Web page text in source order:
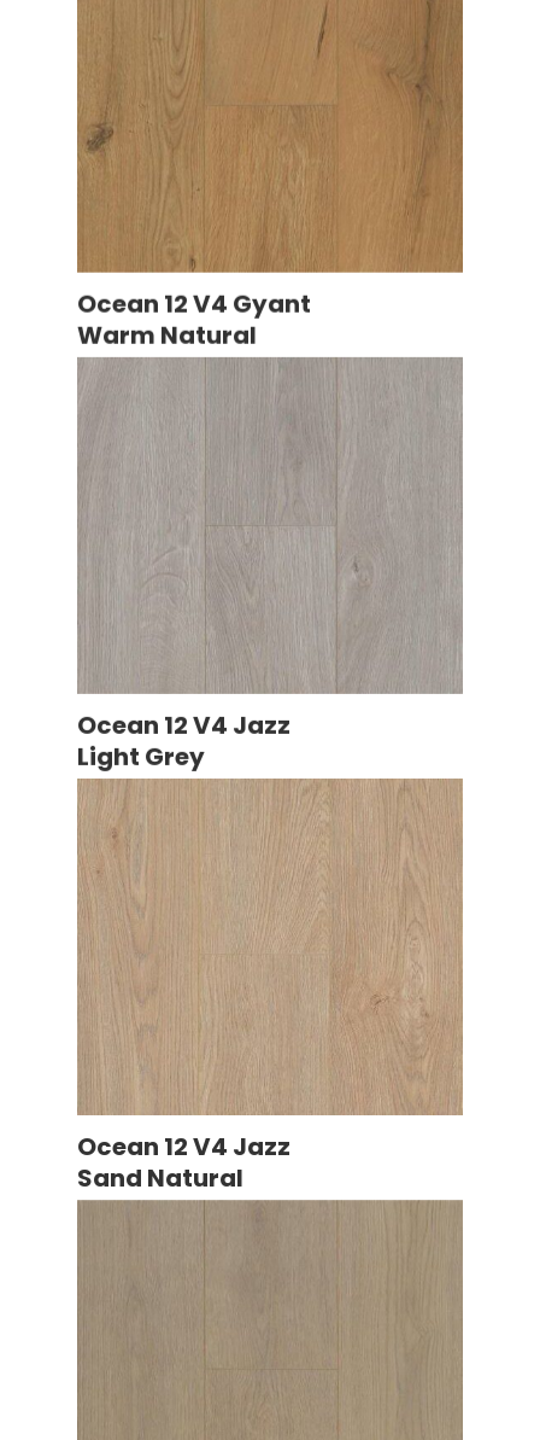
Ocean 12 V4 Gyant
Warm Natural
Ocean 12 V4 Jazz
Light Grey
Ocean 12 V4 Jazz
Sand Natural